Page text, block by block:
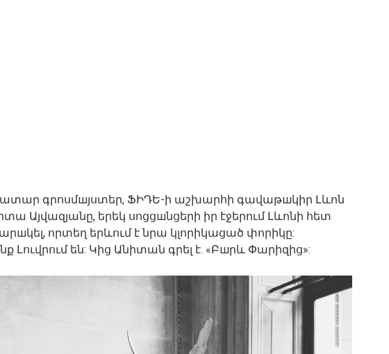
գրոսմшյստեր, ՖԻԴԵ-ի աշխարհի գավաթшկիր Լևոն
Այվազյանը, երեկ սոցցшնցերի իր էջերում Լևոնի հետ
որտեղ երևում է նրա կլորիկացած փորիկը:
Լուվրում են: Կից Անիտան գրել է. «Բшրև Փարիզից»: